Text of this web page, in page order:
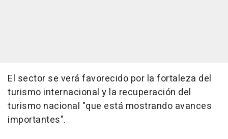
El sector se verá favorecido por la fortaleza del
turismo internacional y la recuperación del
turismo nacional "que está mostrando avances
importantes".